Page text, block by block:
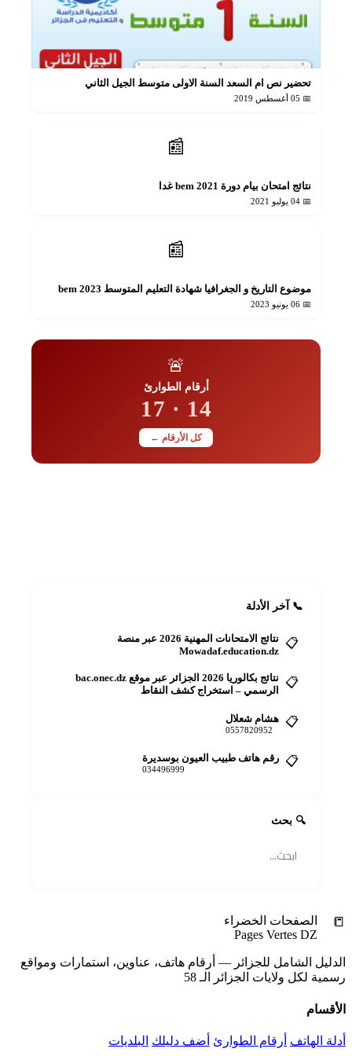
تحضير نص ام السعد السنة الاولى متوسط الجيل الثاني
📅 05 أغسطس 2019
📰
نتائج امتحان بيام دورة 2021 bem غدا
📅 04 يوليو 2021
📰
موضوع التاريخ و الجغرافيا شهادة التعليم المتوسط 2023 bem
📅 06 يونيو 2023
🚨
أرقام الطوارئ
14 · 17
كل الأرقام ←
📞 آخر الأدلة
📋
نتائج الامتحانات المهنية 2026 عبر منصة
Mowadaf.education.dz
📋
نتائج بكالوريا 2026 الجزائر عبر موقع bac.onec.dz
الرسمي – استخراج كشف النقاط
📋 هشام شعلال
0557820952
📋 رقم هاتف طبيب العيون بوسديرة
034496999
🔍 بحث
📒
الصفحات الخضراء
Pages Vertes DZ
الدليل الشامل للجزائر — أرقام هاتف، عناوين، استمارات ومواقع
رسمية لكل ولايات الجزائر الـ 58
الأقسام
أدلة الهاتف أرقام الطوارئ أضف دليلك البلديات